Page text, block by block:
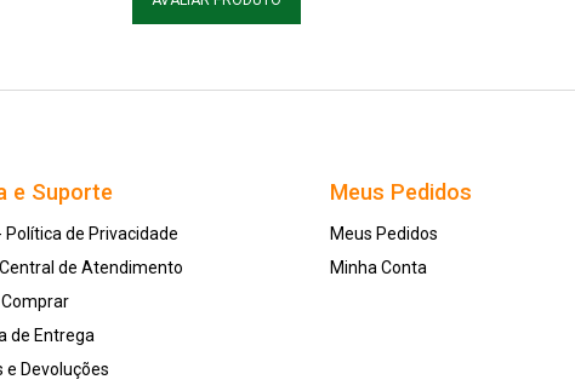
e Suporte
Política de Privacidade
de Atendimento
de Entrega
e Devoluções
Meus Pedidos
Meus Pedidos
Minha Conta